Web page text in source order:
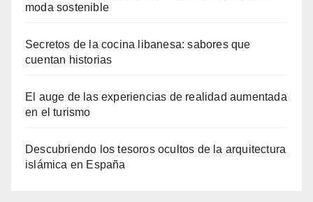
moda sostenible
Secretos de la cocina libanesa: sabores que
cuentan historias
El auge de las experiencias de realidad aumentada
en el turismo
Descubriendo los tesoros ocultos de la arquitectura
islámica en España